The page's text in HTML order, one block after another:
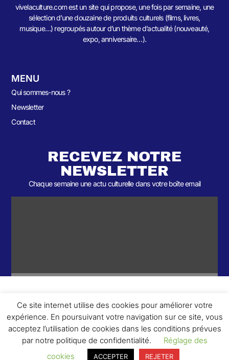
vivelaculture.com est un site qui propose, une fois par semaine, une
sélection d’une douzaine de produits culturels (films, livres,
musique…) regroupés autour d’un thème d’actualité (nouveauté,
expo, anniversaire…).
MENU
Qui sommes-nous ?
Newsletter
Contact
RECEVEZ NOTRE
NEWSLETTER
Chaque semaine une actu culturelle dans votre boîte email
© 2026- Une collaboration 2 ème Round et Yellowpoly. Tous droits
réservés.
Ce site internet utilise des cookies pour améliorer votre
expérience. En poursuivant votre navigation sur ce site, vous
acceptez l’utilisation de cookies dans les conditions prévues
par notre politique de confidentialité.
Réglage des
cookies
ACCEPTER REJETER